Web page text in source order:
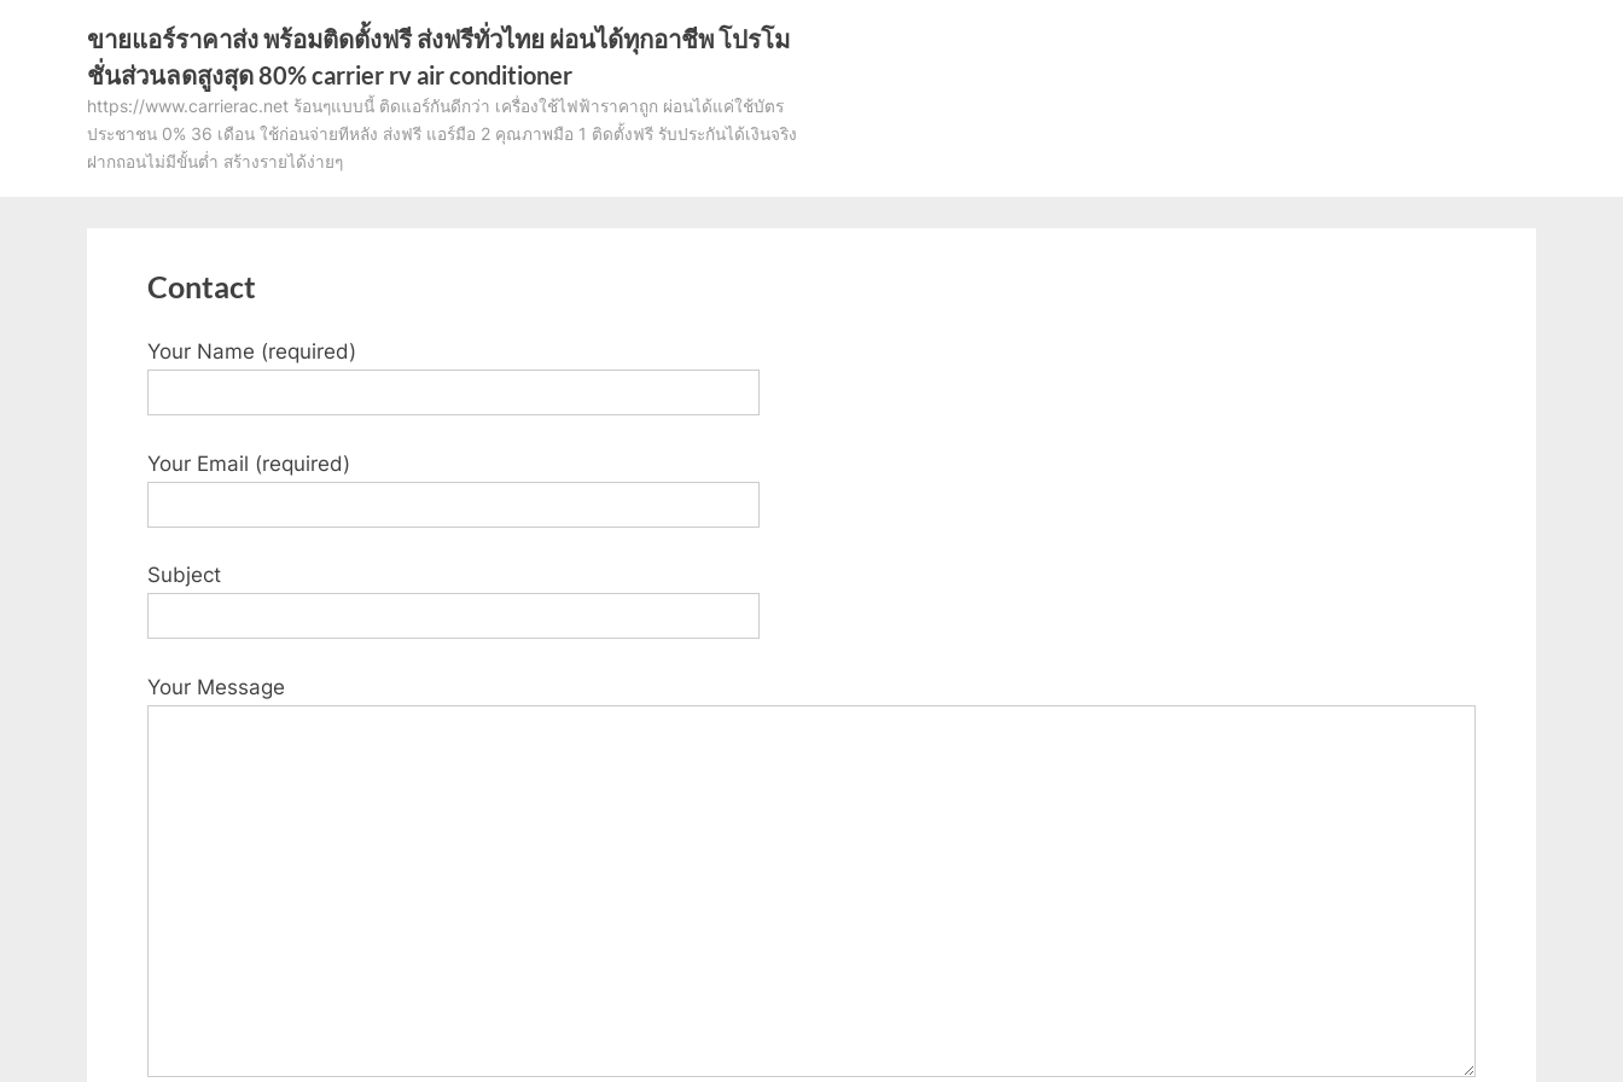
ขายแอร์ราคาส่ง พร้อมติดตั้งฟรี ส่งฟรีทั่วไทย ผ่อนได้ทุกอาชีพ โปรโม
ชั่นส่วนลดสูงสุด 80% carrier rv air conditioner
https://www.carrierac.net ร้อนๆแบบนี้ ติดแอร์กันดีกว่า เครื่องใช้ไฟฟ้าราคาถูก ผ่อนได้แค่ใช้บัตร
ประชาชน 0% 36 เดือน ใช้ก่อนจ่ายทีหลัง ส่งฟรี แอร์มือ 2 คุณภาพมือ 1 ติดตั้งฟรี รับประกันได้เงินจริง
ฝากถอนไม่มีขั้นต่ำ สร้างรายได้ง่ายๆ
Contact
Your Name (required)
Your Email (required)
Subject
Your Message